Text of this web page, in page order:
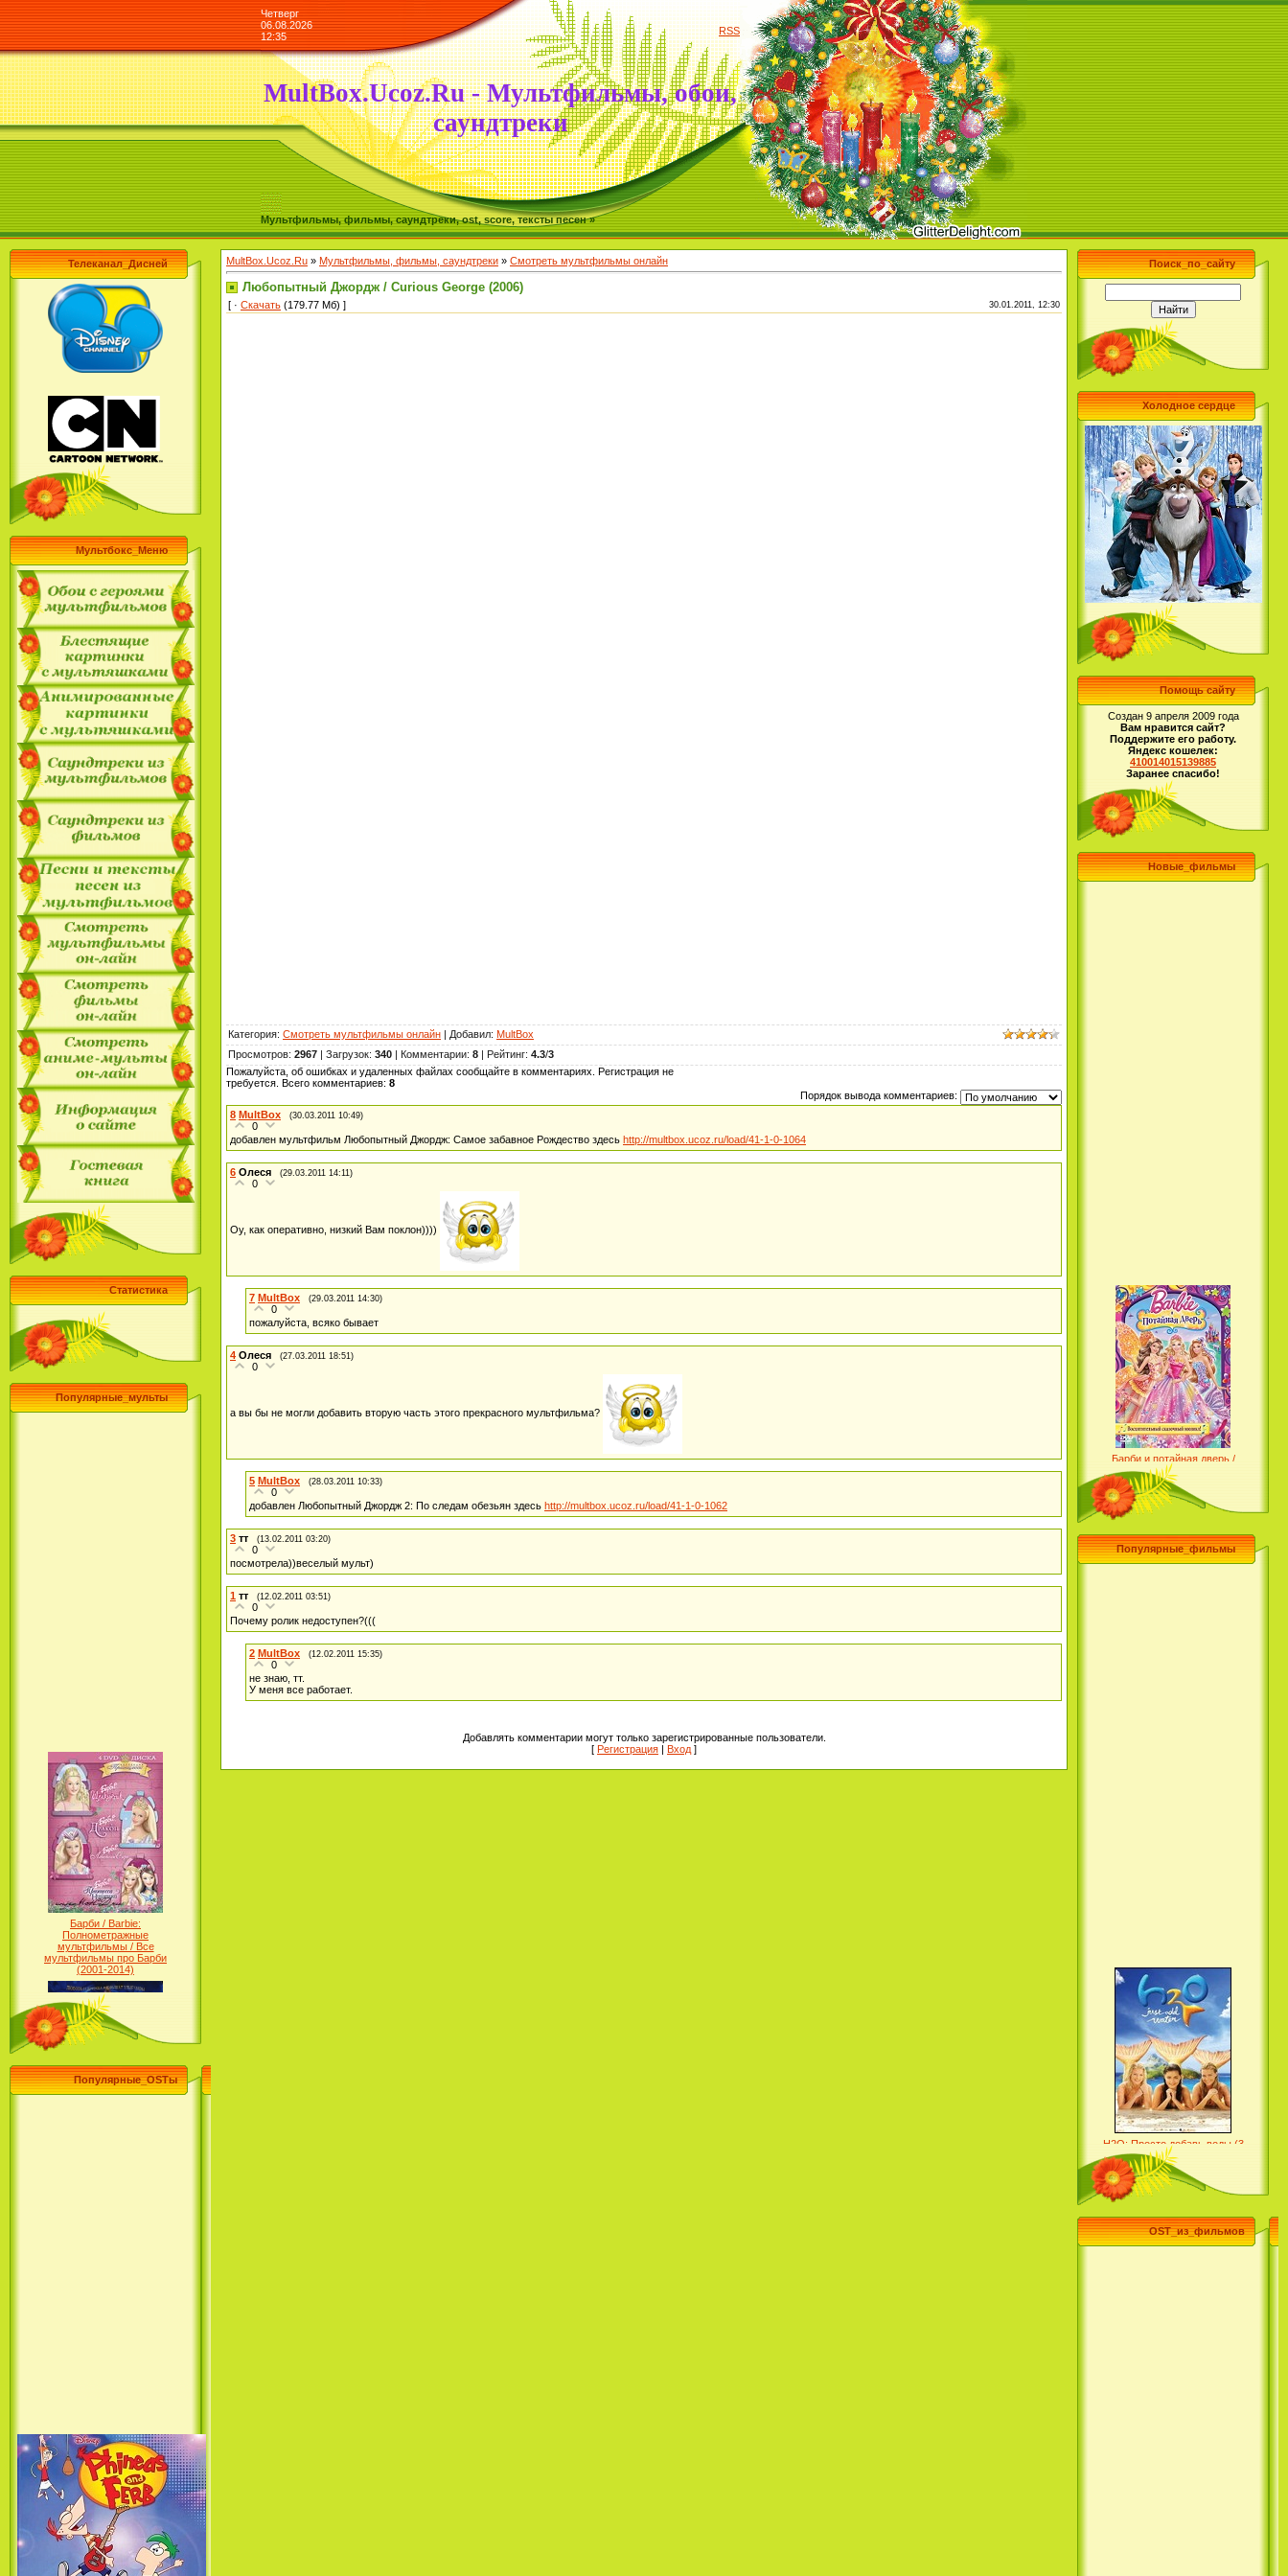
Четверг
06.08.2026
12:35
RSS
MultBox.Ucoz.Ru - Мультфильмы, обои,
саундтреки
Мультфильмы, фильмы, саундтреки, ost, score, тексты песен »
Телеканал_Дисней
Мультбокс_Меню
Статистика
Популярные_мульты
Барби / Barbie:
Полнометражные
мультфильмы / Все
мультфильмы про Барби
(2001-2014)
Фархат: Принц Персии /
Farhat: The Prince of the
Desert (сериал) (2004)
Популярные_OSTы
MultBox.Ucoz.Ru » Мультфильмы, фильмы, саундтреки » Смотреть мультфильмы онлайн
Любопытный Джордж / Curious George (2006)
[ · Скачать (179.77 Мб) ] 30.01.2011, 12:30
Категория: Смотреть мультфильмы онлайн | Добавил: MultBox
Просмотров: 2967 | Загрузок: 340 | Комментарии: 8 | Рейтинг: 4.3/3
Пожалуйста, об ошибках и удаленных файлах сообщайте в комментариях. Регистрация не
требуется. Всего комментариев: 8
Порядок вывода комментариев:
8 MultBox (30.03.2011 10:49)
0
добавлен мультфильм Любопытный Джордж: Самое забавное Рождество здесь http://multbox.ucoz.ru/load/41-1-0-1064
6 Олеся (29.03.2011 14:11)
0
Оу, как оперативно, низкий Вам поклон))))
7 MultBox (29.03.2011 14:30)
0
пожалуйста, всяко бывает
4 Олеся (27.03.2011 18:51)
0
а вы бы не могли добавить вторую часть этого прекрасного мультфильма?
5 MultBox (28.03.2011 10:33)
0
добавлен Любопытный Джордж 2: По следам обезьян здесь http://multbox.ucoz.ru/load/41-1-0-1062
3 тт (13.02.2011 03:20)
0
посмотрела))веселый мульт)
1 тт (12.02.2011 03:51)
0
Почему ролик недоступен?(((
2 MultBox (12.02.2011 15:35)
0
не знаю, тт.
У меня все работает.
Добавлять комментарии могут только зарегистрированные пользователи.
[ Регистрация | Вход ]
Поиск_по_сайту
Холодное сердце
Помощь сайту
Создан 9 апреля 2009 года
Вам нравится сайт?
Поддержите его работу.
Яндекс кошелек:
410014015139885
Заранее спасибо!
Новые_фильмы
Барби и потайная дверь /
Barbie and the Secret Door
(2014)
Семейка Крудс / The Croods
(2013)
Эпик / Epic (2013)
Популярные_фильмы
H2O: Просто добавь воды (3
Сезон) / H2O: Just Add Water
(3 Season) (сериал)
OST_из_фильмов